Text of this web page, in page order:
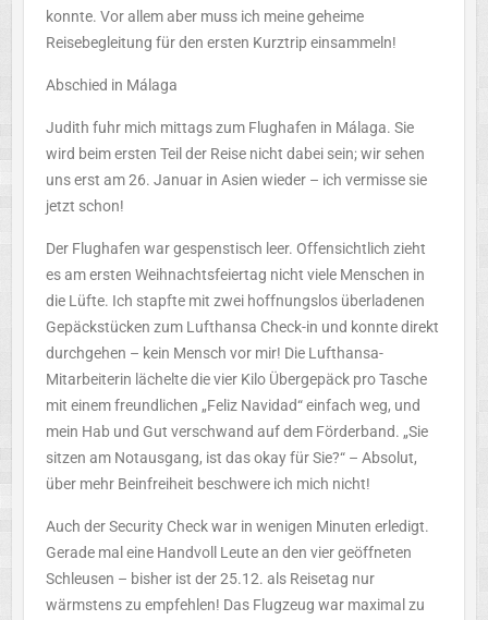
konnte. Vor allem aber muss ich meine geheime
Reisebegleitung für den ersten Kurztrip einsammeln!
Abschied in Málaga
Judith fuhr mich mittags zum Flughafen in Málaga. Sie
wird beim ersten Teil der Reise nicht dabei sein; wir sehen
uns erst am 26. Januar in Asien wieder – ich vermisse sie
jetzt schon!
Der Flughafen war gespenstisch leer. Offensichtlich zieht
es am ersten Weihnachtsfeiertag nicht viele Menschen in
die Lüfte. Ich stapfte mit zwei hoffnungslos überladenen
Gepäckstücken zum Lufthansa Check-in und konnte direkt
durchgehen – kein Mensch vor mir! Die Lufthansa-
Mitarbeiterin lächelte dievier Kilo Übergepäck pro Tasche
mit einem freundlichen „Feliz Navidad“ einfach weg, und
mein Hab und Gut verschwand auf dem Förderband. „Sie
sitzen am Notausgang, ist das okay für Sie?“ – Absolut,
über mehr Beinfreiheit beschwere ich mich nicht!
Auch der Security Check war in wenigen Minuten erledigt.
Gerade mal eine Handvoll Leute an den vier geöffneten
Schleusen – bisher ist der 25.12. als Reisetag nur
wärmstens zu empfehlen! Das Flugzeug war maximal zu